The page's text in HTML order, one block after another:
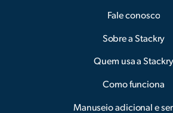
Fale conosco
Sobre a Stackry
Quem usa a Stackry
Como funciona
Manuseio adicional e